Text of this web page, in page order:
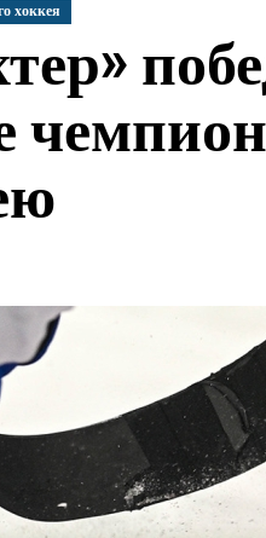
хоккея